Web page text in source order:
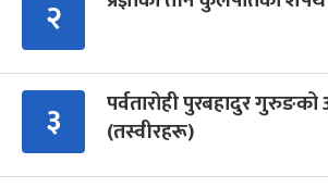
२
३
पर्वतारोही पुरबहादुर गुरुङको
(तस्वीरहरू)